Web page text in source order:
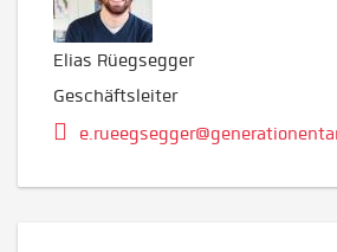
Elias Rüegsegger
Geschäftsleiter